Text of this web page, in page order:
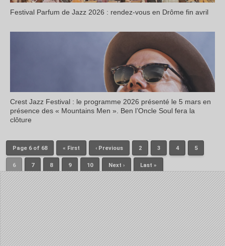
Festival Parfum de Jazz 2026 : rendez-vous en Drôme fin avril
Crest Jazz Festival : le programme 2026 présenté le 5 mars en
présence des « Mountains Men ». Ben l’Oncle Soul fera la
clôture
Page 6 of 68 « First ‹ Previous 2 3 4 5
6 7 8 9 10 Next › Last »